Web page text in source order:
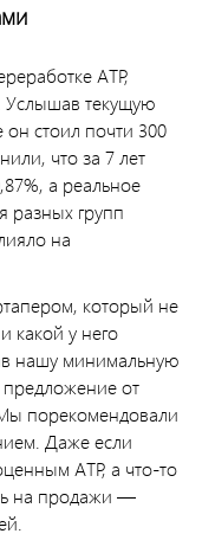
АТР,
Услышав текущую
стоил почти 300
что за 7 лет
а реальное
разных групп
на
который не
какой у него
нашу минимальную
от
порекомендовали
Даже если
АТР, а что-то
на продажи —